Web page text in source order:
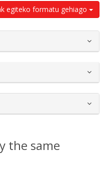
egiteko formatu gehiago
the same